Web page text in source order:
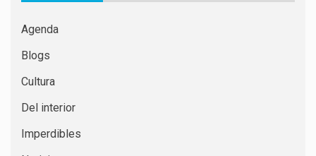
Agenda
Blogs
Cultura
Del interior
Imperdibles